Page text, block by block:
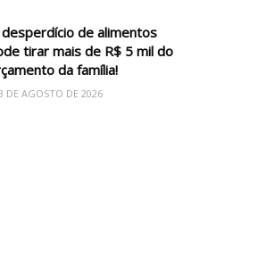
de alimentos
tirar mais de R$ 5 mil do
da família!
DE AGOSTO DE 2026